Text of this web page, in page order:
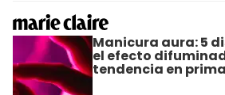
Manicura aura: 5
el efecto
tendencia en